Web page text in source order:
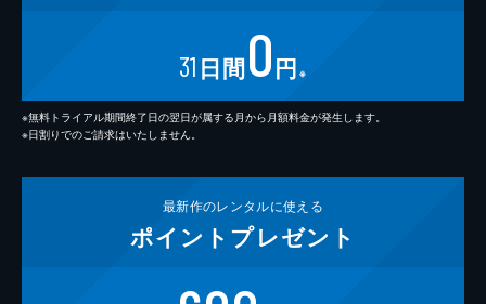
31 日間0円 ※
※無料トライアル期間終了日の翌日が属する月から月額料金が発生します。
※日割りでのご請求はいたしません。
最新作のレンタルに使える
ポイント プレゼント